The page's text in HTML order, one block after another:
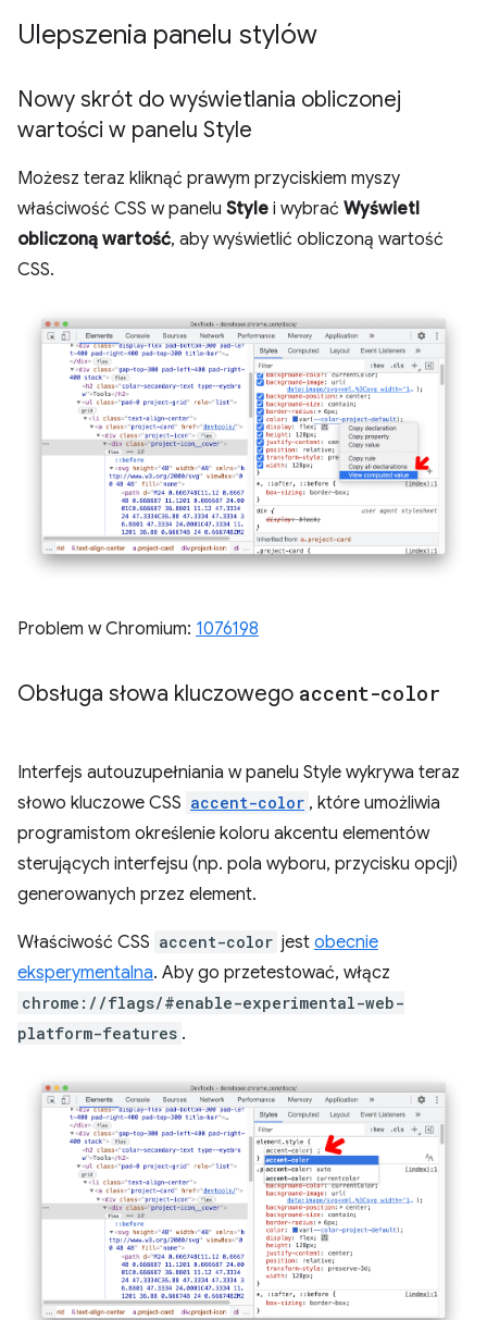
Ulepszenia panelu stylów
Nowy skrót do wyświetlania obliczonej
wartości w panelu Style
Możesz teraz kliknąć prawym przyciskiem myszy
właściwość CSS w panelu Style i wybrać Wyświetl
obliczoną wartość, aby wyświetlić obliczoną wartość
CSS.
Problem w Chromium: 1076198
Obsługa słowa kluczowego accent-color
Interfejs autouzupełniania w panelu Style wykrywa teraz
słowo kluczowe CSS accent-color , które umożliwia
programistom określenie koloru akcentu elementów
sterujących interfejsu (np. pola wyboru, przycisku opcji)
generowanych przez element.
Właściwość CSS accent-color jest obecnie
eksperymentalna. Aby go przetestować, włącz
chrome://flags/#enable-experimental-web-
platform-features .